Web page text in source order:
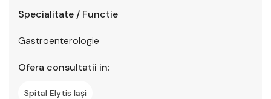
Specialitate / Functie
Gastroenterologie
Ofera consultatii in:
Spital Elytis Iași